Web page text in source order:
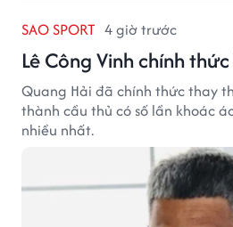
SAO SPORT 4 giờ trước
Lê Công Vinh chính
Quang Hải đã chính thức thay
thành cầu thủ có số lần khoác
nhiều nhất.